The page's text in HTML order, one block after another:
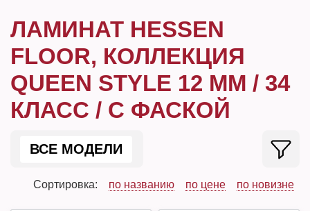
ЛАМИНАТ HESSEN
FLOOR, КОЛЛЕКЦИЯ
QUEEN STYLE 12 ММ / 34
КЛАСС / С ФАСКОЙ
ВСЕ МОДЕЛИ
Сортировка: по названию по цене по новизне